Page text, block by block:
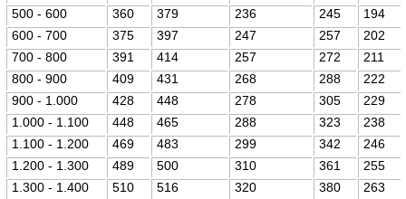
500 - 600
360 379 236 245
194
600 - 700
375 397 247 257
202
700 - 800
391 414 257 272
211
800 - 900
409 431 268 288
222
900 - 1.000
428 448 278 305
229
1.000 - 1.100
448 465 288 323
238
1.100 - 1.200
469 483 299 342
246
1.200 - 1.300
489 500 310 361
255
1.300 - 1.400
510 516 320 380
263